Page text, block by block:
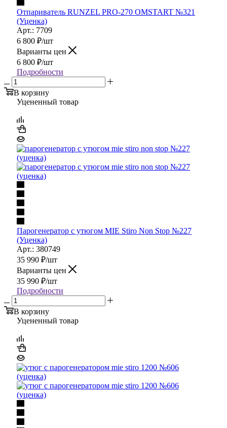
Отпариватель RUNZEL PRO-270 OMSTART №321
(Уценка)
Арт.: 7709
6 800 ₽/шт
Варианты цен
6 800 ₽/шт
Подробности
В корзину
Уцененный товар
Парогенератор с утюгом MIE Stiro Non Stop №227
(Уценка)
Арт.: 380749
35 990 ₽/шт
Варианты цен
35 990 ₽/шт
Подробности
В корзину
Уцененный товар